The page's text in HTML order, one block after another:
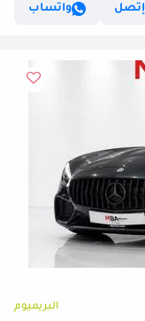
إتصل
واتساب
البريميوم